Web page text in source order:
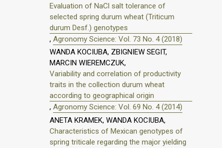
Evaluation of NaCl salt tolerance of
selected spring durum wheat (Triticum
durum Desf.) genotypes
, Agronomy Science: Vol. 73 No. 4 (2018)
WANDA KOCIUBA, ZBIGNIEW SEGIT,
MARCIN WIEREMCZUK,
Variability and correlation of productivity
traits in the collection durum wheat
according to geographical origin
, Agronomy Science: Vol. 69 No. 4 (2014)
ANETA KRAMEK, WANDA KOCIUBA,
Characteristics of Mexican genotypes of
spring triticale regarding the major yielding